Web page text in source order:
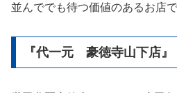
並んででも待つ価値のあるお店で
『代一元 豪徳寺山下店』